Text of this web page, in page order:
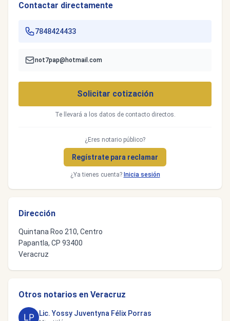
Contactar directamente
7848424433
not7pap@hotmail.com
Solicitar cotización
Te llevará a los datos de contacto directos.
¿Eres notario público?
Regístrate para reclamar
¿Ya tienes cuenta? Inicia sesión
Dirección
Quintana Roo 210, Centro
Papantla, CP 93400
Veracruz
Otros notarios en Veracruz
Lic. Yossy Juventyna Félix Porras